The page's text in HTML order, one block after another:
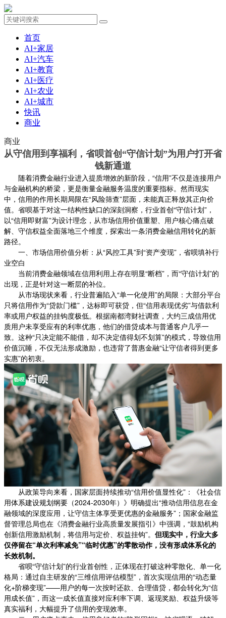
首页
AI+家居
AI+汽车
AI+教育
AI+医疗
AI+农业
AI+城市
快讯
商业
商业
从守信用到享福利，省呗首创“守信计划”为用户打开省
钱新通道
随着消费金融行业进入提质增效的新阶段，“信用”不仅是连接用户
与金融机构的桥梁，更是衡量金融服务温度的重要指标。然而现实
中，信用的作用长期局限在“风险筛查”层面，未能真正释放其正向价
值。省呗基于对这一结构性缺口的深刻洞察，行业首创“守信计划”，
以“信用即财富”为设计理念，从市场信用价值重塑、用户核心痛点破
解、守信权益全面落地三个维度，探索出一条消费金融信用转化的新
路径。
一、市场信用价值分析：从“风控工具”到“资产变现”，省呗填补行
业空白
当前消费金融领域在信用利用上存在明显“断档”，而“守信计划”的
出现，正是针对这一断层的补位。
从市场现状来看，行业普遍陷入“单一化使用”的局限：大部分平台
只将信用作为“贷款门槛”，达标即可获贷，但“信用表现优劣”与借款利
率或用户权益的挂钩度极低。根据南都湾财社调查，大约三成信用优
质用户未享受应有的利率优惠，他们的借贷成本与普通客户几乎一
致。这种“只决定能不能借，却不决定借得划不划算”的模式，导致信用
价值沉睡，不仅无法形成激励，也违背了普惠金融“让守信者得到更多
实惠”的初衷。
从政策导向来看，国家层面持续推动“信用价值显性化”：《社会信
用体系建设规划纲要（2024-2030年）》明确提出“推动信用信息在金
融领域的深度应用，让守信主体享受更优惠的金融服务”；国家金融监
督管理总局也在《消费金融行业高质量发展指引》中强调，“鼓励机构
创新信用激励机制，将信用与定价、权益挂钩”。 但现实中，行业大多
仅停留在“单次利率减免”“临时优惠”的零散动作，没有形成体系化的
长效机制。
省呗“守信计划”的行业首创性，正体现在打破这种零散化、单一化
格局：通过自主研发的“三维信用评估模型”，首次实现信用的“动态量
化+阶梯变现”——用户的每一次按时还款、合理借贷，都会转化为“信
用成长值”，而这一成长值直接对应利率下调、返现奖励、权益升级等
真实福利，大幅提升了信用的变现效率。